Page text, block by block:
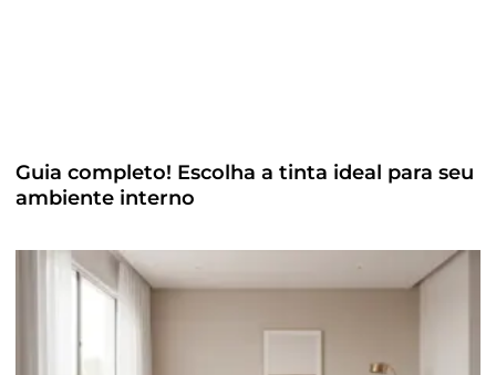
Guia completo! Escolha a tinta ideal para seu
ambiente interno